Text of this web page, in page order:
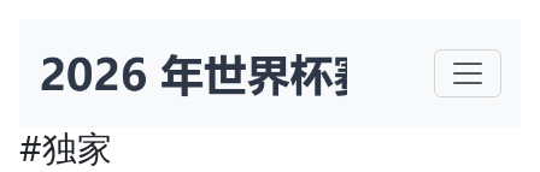
#独家